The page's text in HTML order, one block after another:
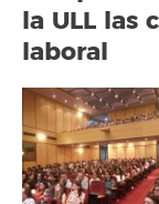
la ULL las
laboral